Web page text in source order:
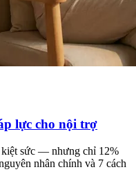
lực cho nội trợ
kiệt sức — nhưng chỉ 12%
nhân chính và 7 cách